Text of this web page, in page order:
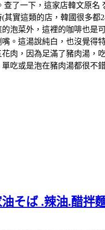
了一下，這家店韓文原名
實這類的店，韓國很多
泡菜外，這裡的咖啡也是
。這湯說純白，也沒覺得
肉，因為足滿了豬肉湯，
吃或是泡在豬肉湯都很不錯
そば .辣油.醋拌